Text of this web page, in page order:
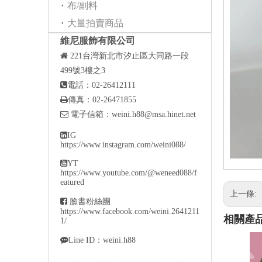
布/副料
大量拍賣商品
維尼服飾有限公司
 221台灣新北市汐止區大同路一段
499號3樓之3
電話：02-26412111
傳真：02-26471855
 電子信箱： weini.h88@msa.hinet.net
IG
https://www.instagram.com/weini088/
YT
https://www.youtube.com/@weneed088/f
eatured
 臉書粉絲團
https://www.facebook.com/weini.2641211
1/
Line ID：weini.h88
上一條:
相關產